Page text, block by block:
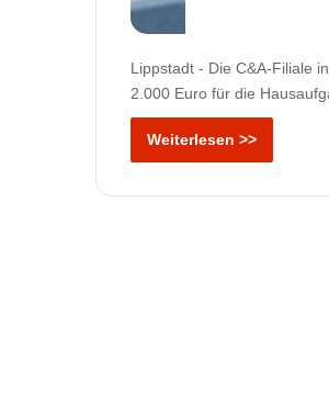
Lippstadt - Die C&A-Filiale
2.000 Euro für die
Weiterlesen >>